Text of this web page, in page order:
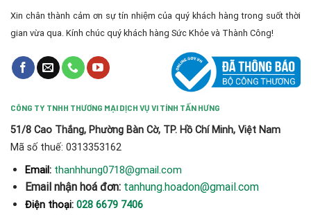
Xin chân thành cảm ơn sự tín nhiệm của quý khách hàng trong suốt thời
gian vừa qua. Kính chúc quý khách hàng Sức Khỏe và Thành Công!
CÔNG TY TNHH THƯƠNG MẠI DỊCH VỤ VI TÍNH TẤN HƯNG
51/8 Cao Thắng, Phường Bàn Cờ, TP. Hồ Chí Minh, Việt Nam
Mã số thuế: 0313353162
Email: thanhhung0718@gmail.com
Email nhận hoá đơn: tanhung.hoadon@gmail.com
Điện thoại: 028 6679 7406